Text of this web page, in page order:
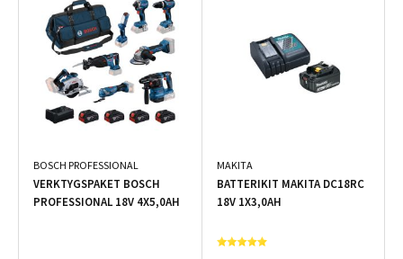
BOSCH PROFESSIONAL
VERKTYGSPAKET BOSCH
PROFESSIONAL 18V 4X5,0AH
MAKITA
BATTERIKIT MAKITA DC18RC
18V 1X3,0AH